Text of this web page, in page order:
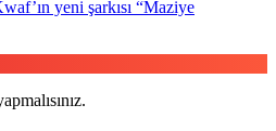
yeni şarkısı “Maziye